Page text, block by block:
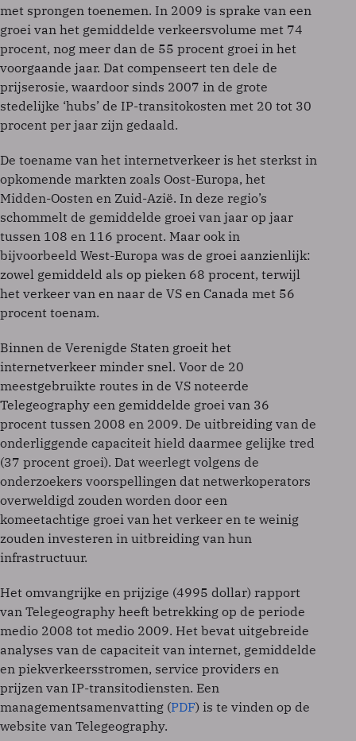
met sprongen toenemen. In 2009 is sprake van een
groei van het gemiddelde verkeersvolume met 74
procent, nog meer dan de 55 procent groei in het
voorgaande jaar. Dat compenseert ten dele de
prijserosie, waardoor sinds 2007 in de grote
stedelijke ‘hubs’ de IP-transitokosten met 20 tot 30
procent per jaar zijn gedaald.
De toename van het internetverkeer is het sterkst in
opkomende markten zoals Oost-Europa, het
Midden-Oosten en Zuid-Azië. In deze regio’s
schommelt de gemiddelde groei van jaar op jaar
tussen 108 en 116 procent. Maar ook in
bijvoorbeeld West-Europa was de groei aanzienlijk:
zowel gemiddeld als op pieken 68 procent, terwijl
het verkeer van en naar de VS en Canada met 56
procent toenam.
Binnen de Verenigde Staten groeit het
internetverkeer minder snel. Voor de 20
meestgebruikte routes in de VS noteerde
Telegeography een gemiddelde groei van 36
procent tussen 2008 en 2009. De uitbreiding van de
onderliggende capaciteit hield daarmee gelijke tred
(37 procent groei). Dat weerlegt volgens de
onderzoekers voorspellingen dat netwerkoperators
overweldigd zouden worden door een
komeetachtige groei van het verkeer en te weinig
zouden investeren in uitbreiding van hun
infrastructuur.
Het omvangrijke en prijzige (4995 dollar) rapport
van Telegeography heeft betrekking op de periode
medio 2008 tot medio 2009. Het bevat uitgebreide
analyses van de capaciteit van internet, gemiddelde
en piekverkeersstromen, service providers en
prijzen van IP-transitodiensten. Een
managementsamenvatting (PDF) is te vinden op de
website van Telegeography.